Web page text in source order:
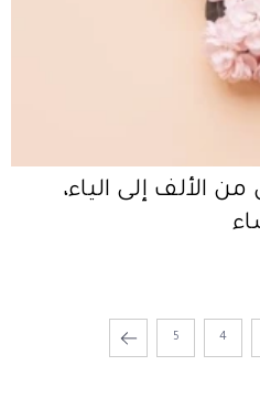
الألف إلى الياء،
4
5